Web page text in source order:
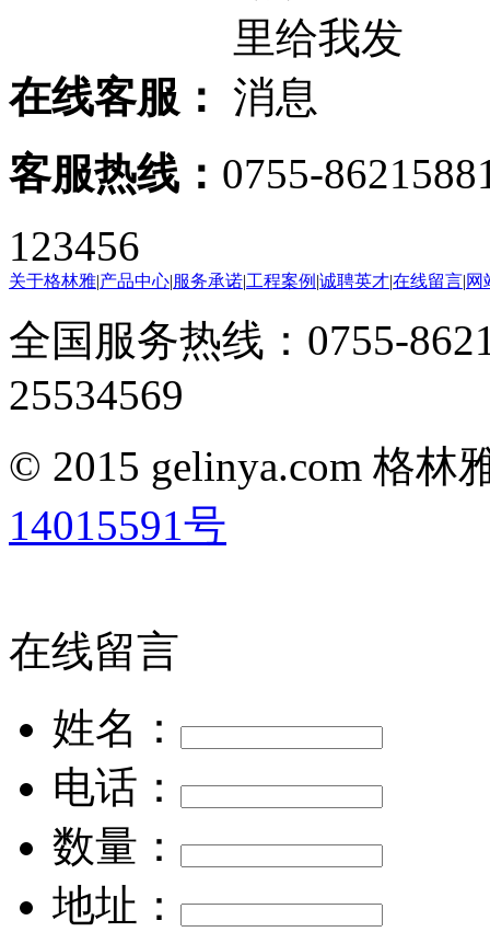
在线客服：
客服热线： 0755-
123456
关于格林雅|产品中心|服务承诺|工程案例 |诚聘英才|在线留言|网
全国服务热线：0755-
25534569
© 2015 gelinya.com 格
14015591号
在线留言
姓名：
电话：
数量：
地址：